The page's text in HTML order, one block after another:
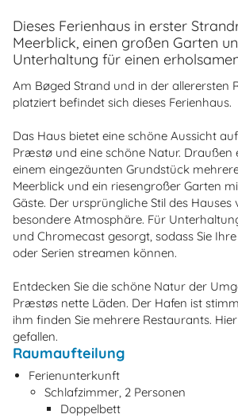
Dieses Ferienhaus in erster
Meerblick, einen großen Garten
Unterhaltung für einen
Am Bøged Strand und in der allerersten
platziert befindet sich dieses Ferienhaus.
Das Haus bietet eine schöne Aussicht
Præstø und eine schöne Natur. Draußen
einem eingezäunten Grundstück
Meerblick und ein riesengroßer Garten
Gäste. Der ursprüngliche Stil des Hauses
besondere Atmosphäre. Für
und Chromecast gesorgt, sodass Sie
oder Serien streamen können.
Entdecken Sie die schöne Natur der
Præstøs nette Läden. Der Hafen ist
ihm finden Sie mehrere Restaurants.
gefallen.
Raumaufteilung
Ferienunterkunft
Schlafzimmer, 2 Personen
Doppelbett